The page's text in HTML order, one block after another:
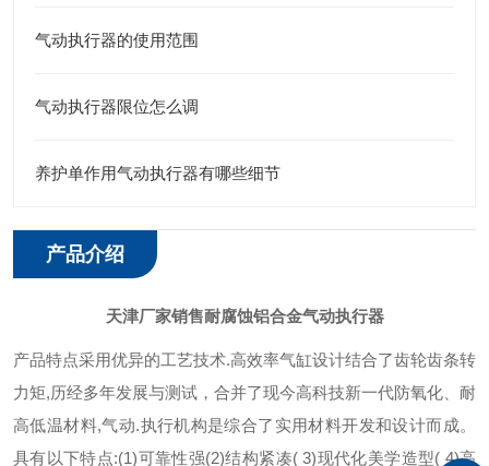
气动执行器的使用范围
气动执行器限位怎么调
养护单作用气动执行器有哪些细节
产品介绍
天津厂家销售耐腐蚀铝合金气动执行器
产品特点采用优异的工艺技术.高效率气缸设计结合了齿轮齿条转
力矩,历经多年发展与测试，合并了现今高科技新一代防氧化、耐
高低温材料,气动.执行机构是综合了实用材料开发和设计而成。
具有以下特点:(1)可靠性强(2)结构紧凑( 3)现代化美学造型( 4)高